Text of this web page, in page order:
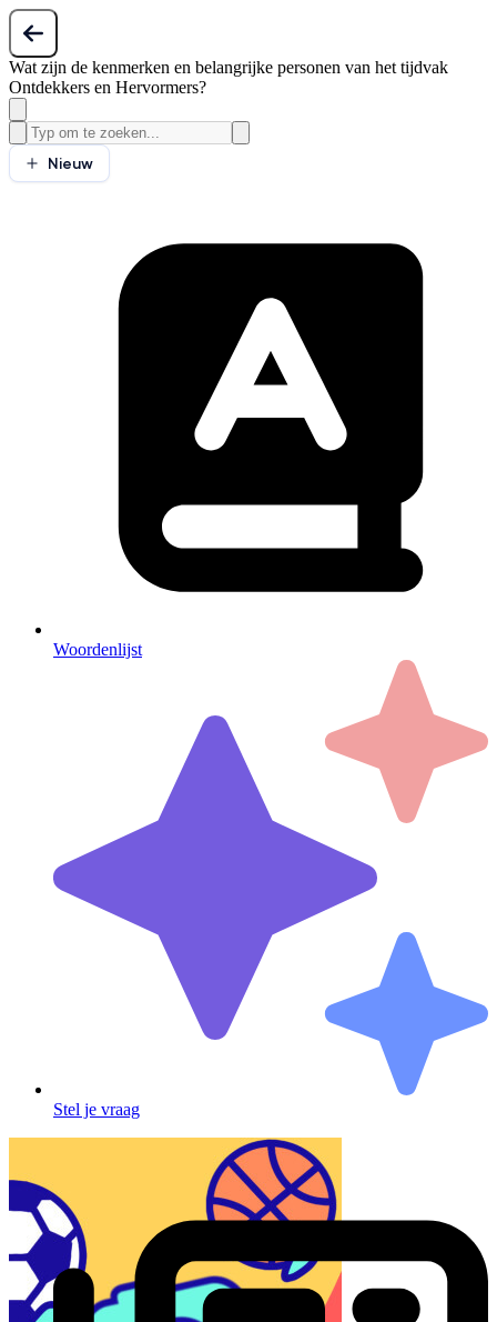
Wat zijn de kenmerken en belangrijke personen van het tijdvak
Ontdekkers en Hervormers?
Nieuw
Woordenlijst
Stel je vraag